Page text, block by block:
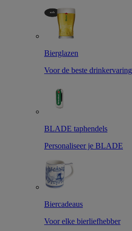
Bierglazen
Voor de beste drinkervaring
BLADE taphendels
Personaliseer je BLADE
Biercadeaus
Voor elke bierliefhebber